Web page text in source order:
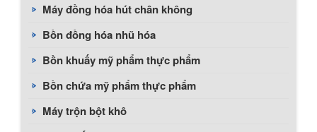
Máy đồng hóa hút chân không
Bồn đồng hóa nhũ hóa
Bồn khuấy mỹ phẩm thực phẩm
Bồn chứa mỹ phẩm thực phẩm
Máy trộn bột khô